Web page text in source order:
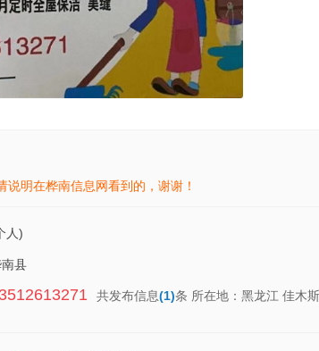
说明在桦南信息网看到的，谢谢！
人)
县
共发布信息(1)条 所在地：黑龙江 佳木